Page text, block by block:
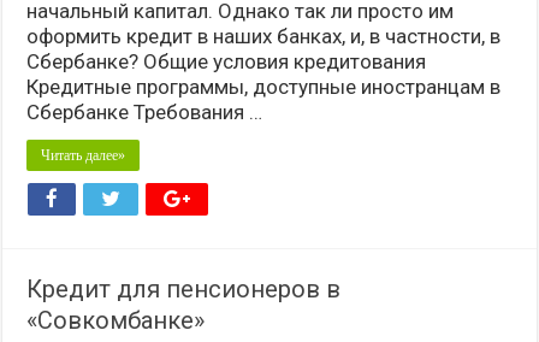
начальный капитал. Однако так ли просто им
оформить кредит в наших банках, и, в частности, в
Сбербанке? Общие условия кредитования
Кредитные программы, доступные иностранцам в
Сбербанке Требования …
Читать далее»
Кредит для пенсионеров в
«Совкомбанке»